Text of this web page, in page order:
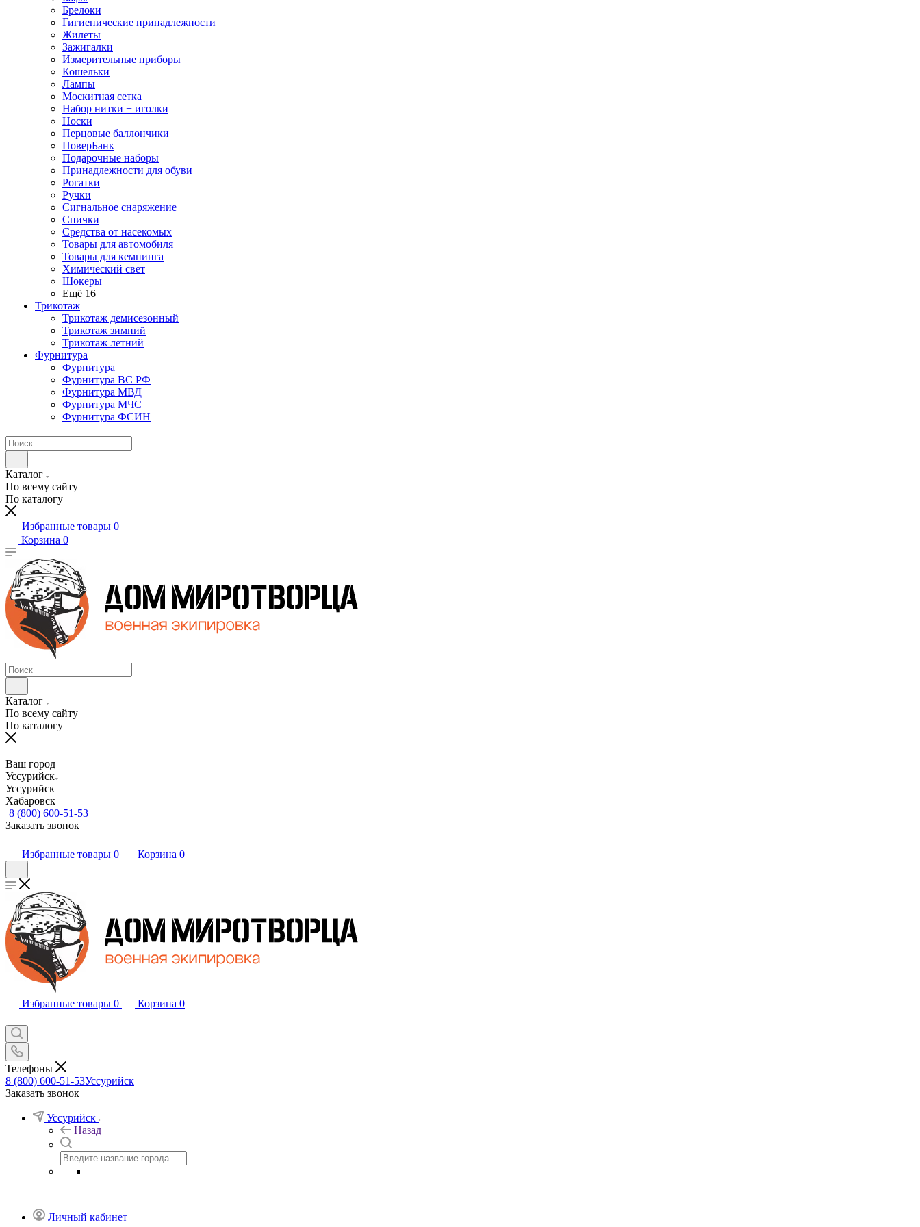
Брелоки
Гигиенические принадлежности
Жилеты
Зажигалки
Измерительные приборы
Кошельки
Лампы
Москитная сетка
Набор нитки + иголки
Носки
Перцовые баллончики
ПоверБанк
Подарочные наборы
Принадлежности для обуви
Рогатки
Ручки
Сигнальное снаряжение
Спички
Средства от насекомых
Товары для автомобиля
Товары для кемпинга
Химический свет
Шокеры
Ещё 16
Трикотаж
Трикотаж демисезонный
Трикотаж зимний
Трикотаж летний
Фурнитура
Фурнитура
Фурнитура ВС РФ
Фурнитура МВД
Фурнитура МЧС
Фурнитура ФСИН
Каталог
По всему сайту
По каталогу
Избранные товары 0
Корзина 0
Каталог
По всему сайту
По каталогу
Ваш город
Уссурийск
Уссурийск
Хабаровск
8 (800) 600-51-53
Заказать звонок
Избранные товары 0 Корзина 0
Избранные товары 0 Корзина 0
Телефоны
8 (800) 600-51-53Уссурийск
Заказать звонок
Уссурийск
Назад
Личный кабинет